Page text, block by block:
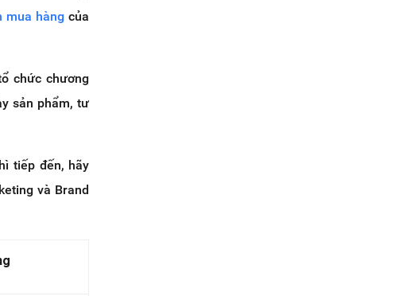
mua hàng của
chức chương
sản phẩm, tư
tiếp đến, hãy
và Brand